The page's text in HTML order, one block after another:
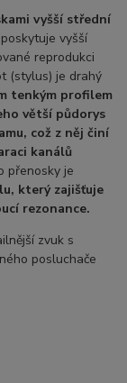
vyšší střední
vyšší
reprodukci
(stylus) je drahý
tenkým profilem
větší půdorys
což z něj činí
kanálů
přenosky je
který zajišťuje
rezonance.
zvuk s
posluchače